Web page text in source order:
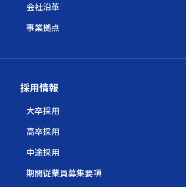
会社沿革
事業拠点
採用情報
大卒採用
高卒採用
中途採用
期間従業員募集要項